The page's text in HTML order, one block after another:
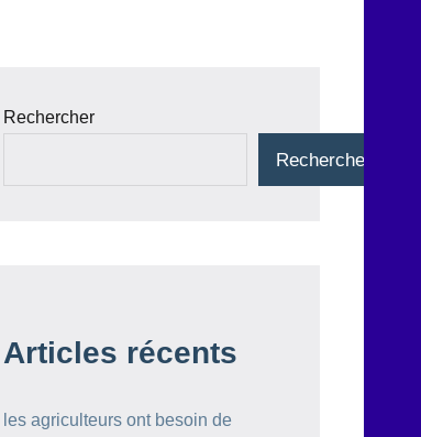
Rechercher
Rechercher
Articles récents
les agriculteurs ont besoin de